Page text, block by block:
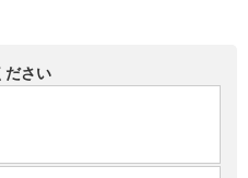
ださい